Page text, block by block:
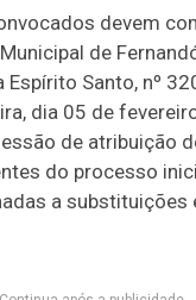
devem
de
Espírito Santo, nº
dia 05 de
de atribuição
do processo
a substituições